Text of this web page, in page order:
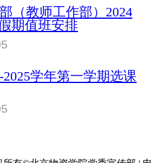
（教师工作部）2024
期值班安排
2025学年第一学期选课